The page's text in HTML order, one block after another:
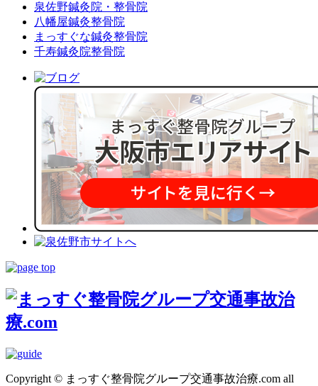
泉佐野鍼灸院・整骨院
八幡屋鍼灸整骨院
まっすぐな鍼灸整骨院
千寿鍼灸院整骨院
Copyright © まっすぐ整骨院グループ交通事故治療.com all